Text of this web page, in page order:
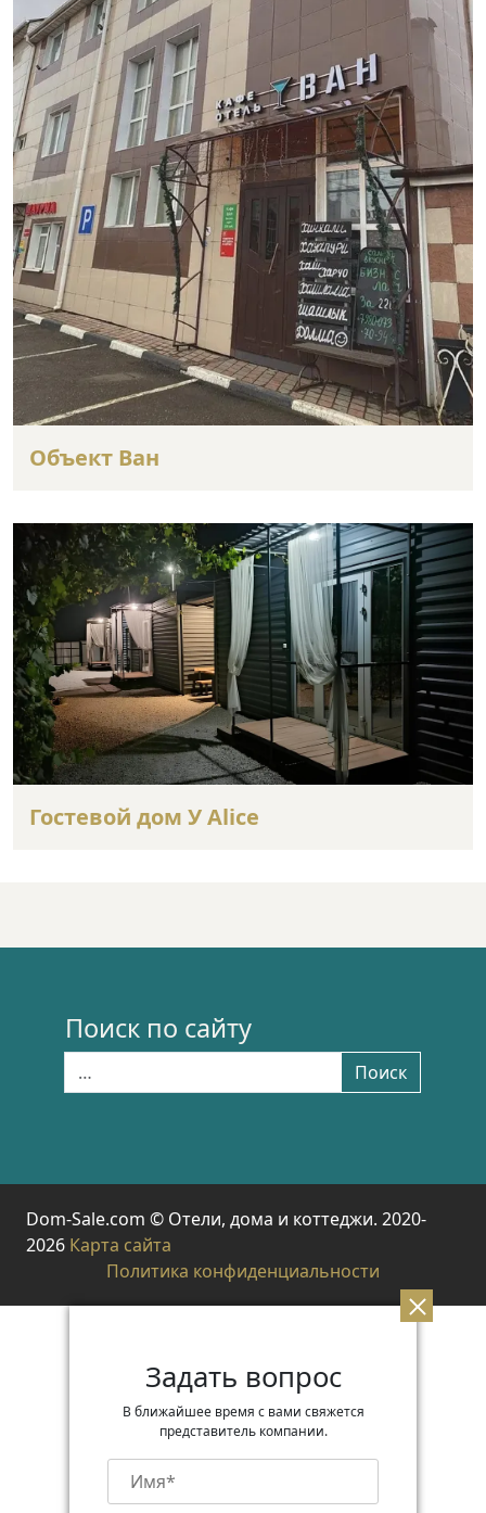
Объект Ван
Гостевой дом У Alice
Поиск по сайту
Поиск
Dom-Sale.com © Отели, дома и коттеджи. 2020-
2026 Карта сайта
Политика конфиденциальности
Задать вопрос
В ближайшее время с вами свяжется
представитель компании.